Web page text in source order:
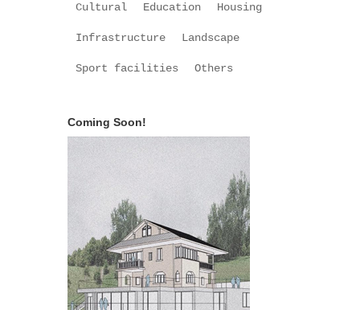
Cultural Education Housing
Infrastructure Landscape
Sport facilities Others
Coming Soon!